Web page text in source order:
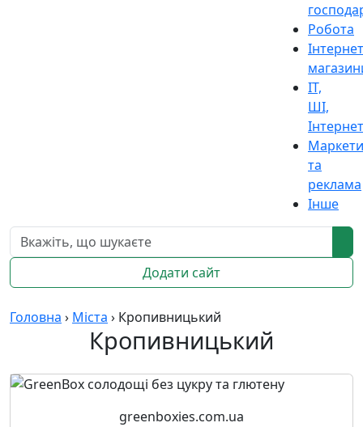
Робота
Інтернет
ІТ,
ШІ,
Інтернет
та
реклама
Інше
Додати сайт
Головна › Міста › Кропивницький
Кропивницький
greenboxies.com.ua